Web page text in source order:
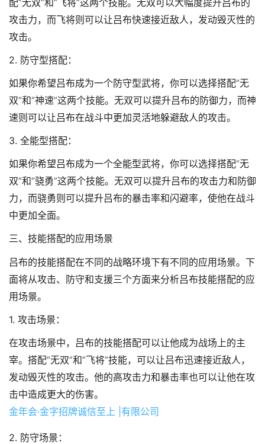
攻击力，而飞将则可以让吕布快速接近敌人，发动毁灭性的
攻击。
2. 防守型搭配：
如果你希望吕布成为一个防守型武将，你可以选择搭配“无
双”和“神速”这两个技能。无双可以提升吕布的防御力，而神
速则可以让吕布在战斗中更加灵活地躲避敌人的攻击。
3. 全能型搭配：
如果你希望吕布成为一个全能型武将，你可以选择搭配“无
双”和“骁勇”这两个技能。无双可以提升吕布的攻击力和防御
力，而骁勇则可以提升吕布的暴击率和闪避率，使他在战斗
中更加全面。
三、技能搭配的应用场景
吕布的技能搭配在不同的战略环境下有不同的应用场景。下
面将从攻击、防守和支援三个方面来分析吕布技能搭配的应
用场景。
1. 攻击场景：
在攻击场景中，吕布的技能搭配可以让他成为战场上的主
宰。搭配“无双”和“飞将”技能，可以让吕布迅速接近敌人，
发动毁灭性的攻击。他的高攻击力和暴击率也可以让他在攻
击中造成更大的伤害。
金年会·金字招牌诚信至上 |有限公司
2. 防守场景：